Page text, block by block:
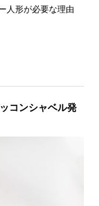
人形が必要な理由
コンシャベル発